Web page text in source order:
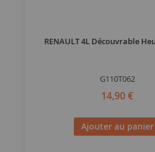
RENAULT 4L Découvrable
G110T062
14,90 €
Ajouter au panier